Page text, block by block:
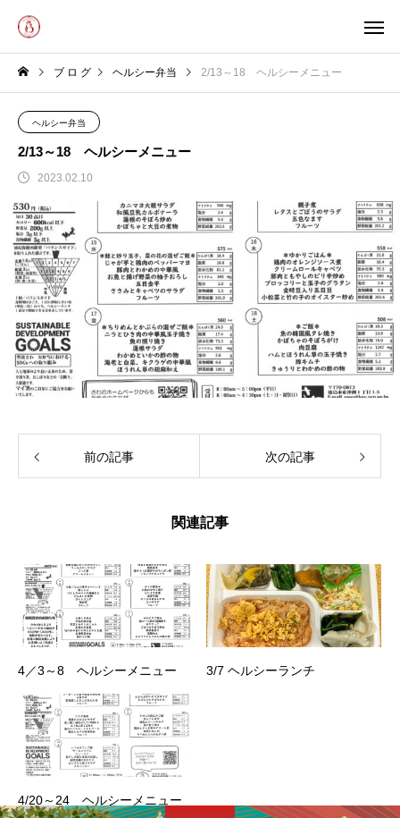
ブ ロ グ ヘルシー弁当 2/13～18 ヘルシーメニュー
ヘルシー弁当
2/13～18 ヘルシーメニュー
2023.02.10
前の記事 次の記事
関連記事
4／3～8 ヘルシーメニュー 3/7 ヘルシーランチ
4/20～24 ヘルシーメニュー